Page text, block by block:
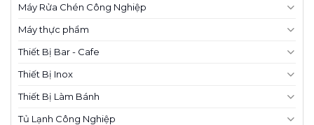
Máy Rửa Chén Công Nghiệp
Máy thực phẩm
Thiết Bị Bar - Cafe
Thiết Bị Inox
Thiết Bị Làm Bánh
Tủ Lạnh Công Nghiệp